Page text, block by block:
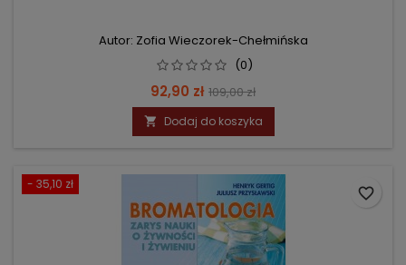
Autor: Zofia Wieczorek-Chełmińska
(0)
Cena
92,90 zł Cena
podstawowa
109,00 zł
 Dodaj do koszyka
- 35,10 zł
favorite_border